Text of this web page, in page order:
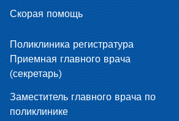
Скорая помощь
Поликлиника регистратура
Приемная главного врача
(секретарь)
Заместитель главного врача по
поликлинике